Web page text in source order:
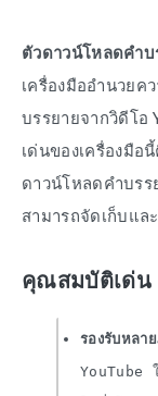
ตัวดาวน์โหลดคำ
เครื่องมืออำนวย
บรรยายจากวิดีโอ
เด่นของเครื่องมือ
ดาวน์โหลดคำบรร
สามารถจัดเก็บแล
คุณสมบัติเด่น
รองรับหลา
YouTube